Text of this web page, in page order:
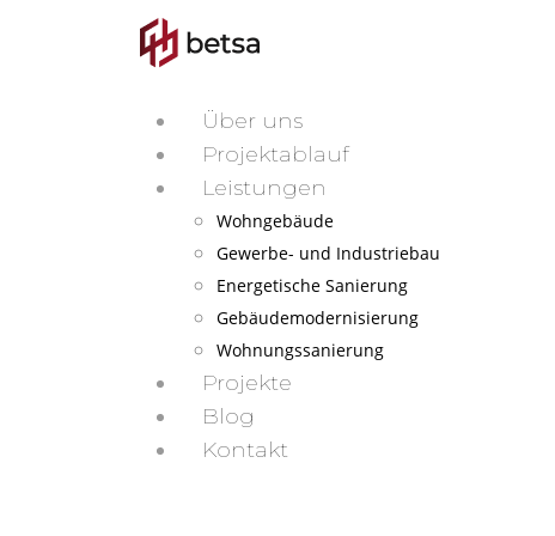
Über uns
Projektablauf
Leistungen
Wohngebäude
Gewerbe- und Industriebau
Energetische Sanierung
Gebäudemodernisierung
Wohnungssanierung
Projekte
Blog
Kontakt